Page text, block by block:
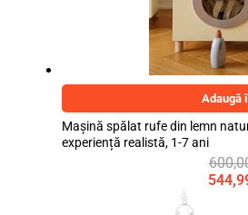
Adaugă
Mașină spălat rufe din lemn
experiență realistă, 1-7 ani